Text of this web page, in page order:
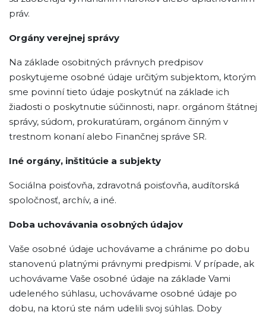
práv.
Orgány verejnej správy
Na základe osobitných právnych predpisov
poskytujeme osobné údaje určitým subjektom, ktorým
sme povinní tieto údaje poskytnúť na základe ich
žiadosti o poskytnutie súčinnosti, napr. orgánom štátnej
správy, súdom, prokuratúram, orgánom činným v
trestnom konaní alebo Finančnej správe SR.
Iné orgány, inštitúcie a subjekty
Sociálna poisťovňa, zdravotná poisťovňa, audítorská
spoločnosť, archív, a iné.
Doba uchovávania osobných údajov
Vaše osobné údaje uchovávame a chránime po dobu
stanovenú platnými právnymi predpismi. V prípade, ak
uchovávame Vaše osobné údaje na základe Vami
udeleného súhlasu, uchovávame osobné údaje po
dobu, na ktorú ste nám udelili svoj súhlas. Doby